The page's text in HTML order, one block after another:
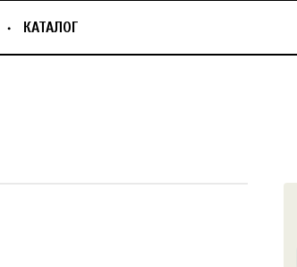
КАТАЛОГ